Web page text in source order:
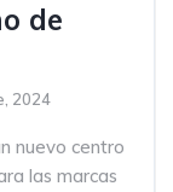
de
2024
nuevo centro
las marcas